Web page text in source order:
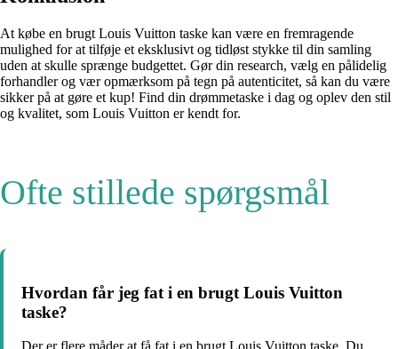
At købe en brugt Louis Vuitton taske kan være en fremragende
mulighed for at tilføje et eksklusivt og tidløst stykke til din samling
uden at skulle sprænge budgettet. Gør din research, vælg en pålidelig
forhandler og vær opmærksom på tegn på autenticitet, så kan du være
sikker på at gøre et kup! Find din drømmetaske i dag og oplev den stil
og kvalitet, som Louis Vuitton er kendt for.
Ofte stillede spørgsmål
Hvordan får jeg fat i en brugt Louis Vuitton
taske?